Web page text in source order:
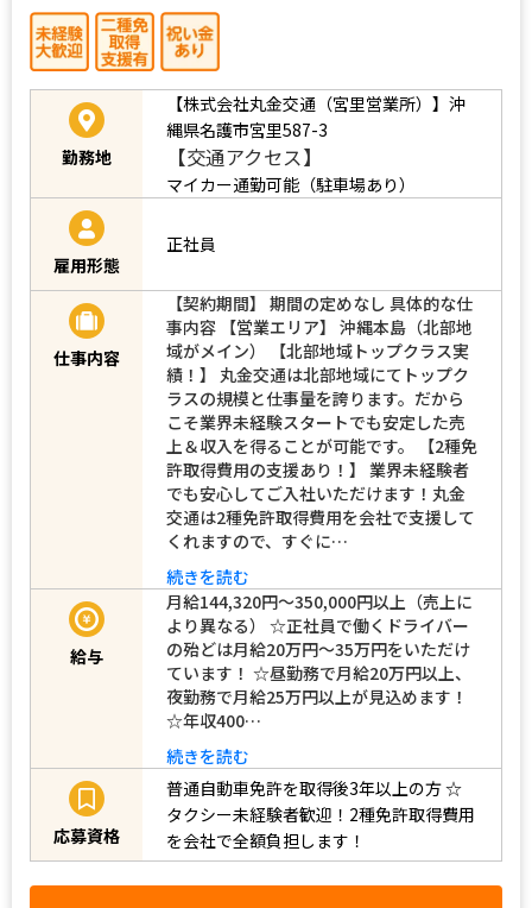
勤務地
【株式会社丸金交通（宮里営業所）】沖
縄県名護市宮里587-3
【交通アクセス】
マイカー通勤可能（駐車場あり）
雇用形態
正社員
仕事内容
【契約期間】 期間の定めなし 具体的な仕
事内容 【営業エリア】 沖縄本島（北部地
域がメイン） 【北部地域トップクラス実
績！】 丸金交通は北部地域にてトップク
ラスの規模と仕事量を誇ります。だから
こそ業界未経験スタートでも安定した売
上＆収入を得ることが可能です。 【2種免
許取得費用の支援あり！】 業界未経験者
でも安心してご入社いただけます！丸金
交通は2種免許取得費用を会社で支援して
くれますので、すぐに…
続きを読む
給与
月給144,320円〜350,000円以上（売上に
より異なる） ☆正社員で働くドライバー
の殆どは月給20万円～35万円をいただけ
ています！ ☆昼勤務で月給20万円以上、
夜勤務で月給25万円以上が見込めます！
☆年収400…
続きを読む
応募資格
普通自動車免許を取得後3年以上の方☆
タクシー未経験者歓迎！2種免許取得費用
を会社で全額負担します！